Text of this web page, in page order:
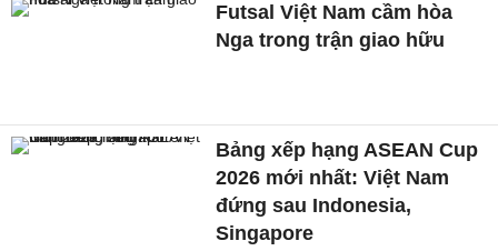
Futsal Việt Nam cầm hòa
Nga trong trận giao hữu
Bảng xếp hạng ASEAN Cup
2026 mới nhất: Việt Nam
đứng sau Indonesia,
Singapore